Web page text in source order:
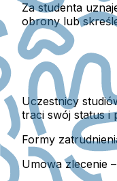
Za studenta
obrony lub
Uczestnicy
traci swój status i
Formy
Umowa zlecenie